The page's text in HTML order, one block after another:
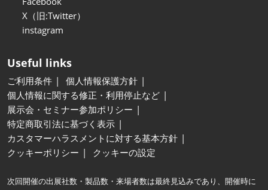
X（旧:Twitter）
instagram
Useful links
ご利用条件
個人情報保護方針
個人情報に関する修正・利用停止など
展示会・セミナー参加ポリシー
特定商取引法に基づく表示
カスタマーハラスメントに対する基本方針
クッキーポリシー
クッキーの設定
次回開催の出展社数・製品数・来場者数は最終見込みであり、開催時に